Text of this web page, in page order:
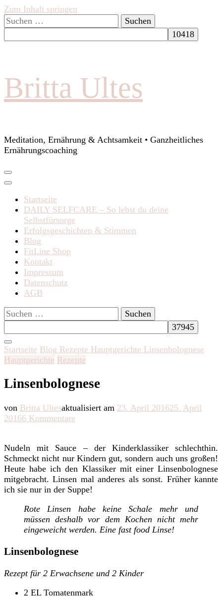
Zum Inhalt springen
Suchen
nach:
Britta Ultes
Meditation, Ernährung & Achtsamkeit • Ganzheitliches
Ernährungscoaching
Startseite
DAILY SELFCARE – So lebst du deine
Selbstfürsorge
Erfolgsgeschichten & Stimmen
Blog
FitLine Shop
Kontakt
Impressum
Datenschutz
AGB
Suchen
nach:
Startseite Blog Rezepte Hauptgerichte Linsenbolognese
Hauptgerichte Rezepte
Linsenbolognese
von Britta Ultesaktualisiert am 23. April 201625. April
20166 Kommentare
Nudeln mit Sauce – der Kinderklassiker schlechthin.
Schmeckt nicht nur Kindern gut, sondern auch uns großen!
Heute habe ich den Klassiker mit einer Linsenbolognese
mitgebracht. Linsen mal anderes als sonst. Früher kannte
ich sie nur in der Suppe!
Rote Linsen habe keine Schale mehr und
müssen deshalb vor dem Kochen nicht mehr
eingeweicht werden. Eine fast food Linse!
Linsenbolognese
Rezept für 2 Erwachsene und 2 Kinder
2 EL Tomatenmark